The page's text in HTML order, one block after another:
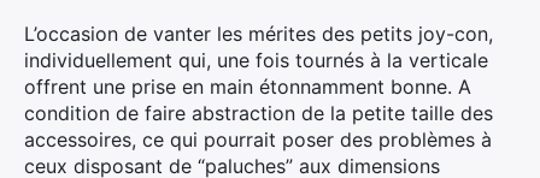
L’occasion de vanter les mérites des petits joy-con,
individuellement qui, une fois tournés à la verticale
offrent une prise en main étonnamment bonne. A
condition de faire abstraction de la petite taille des
accessoires, ce qui pourrait poser des problèmes à
ceux disposant de “paluches” aux dimensions